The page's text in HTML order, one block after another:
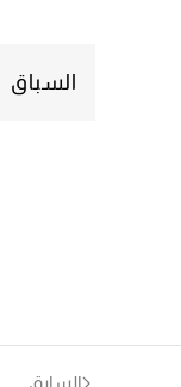
السباق
السابق